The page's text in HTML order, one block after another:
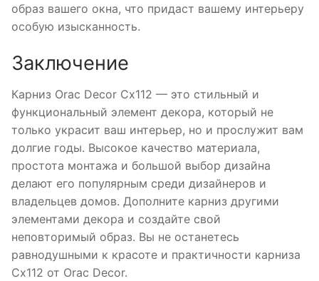
образ вашего окна, что придаст вашему интерьеру
особую изысканность.
Заключение
Карниз Orac Decor Cx112 — это стильный и
функциональный элемент декора, который не
только украсит ваш интерьер, но и прослужит вам
долгие годы. Высокое качество материала,
простота монтажа и большой выбор дизайна
делают его популярным среди дизайнеров и
владельцев домов. Дополните карниз другими
элементами декора и создайте свой
неповторимый образ. Вы не останетесь
равнодушными к красоте и практичности карниза
Cx112 от Orac Decor.